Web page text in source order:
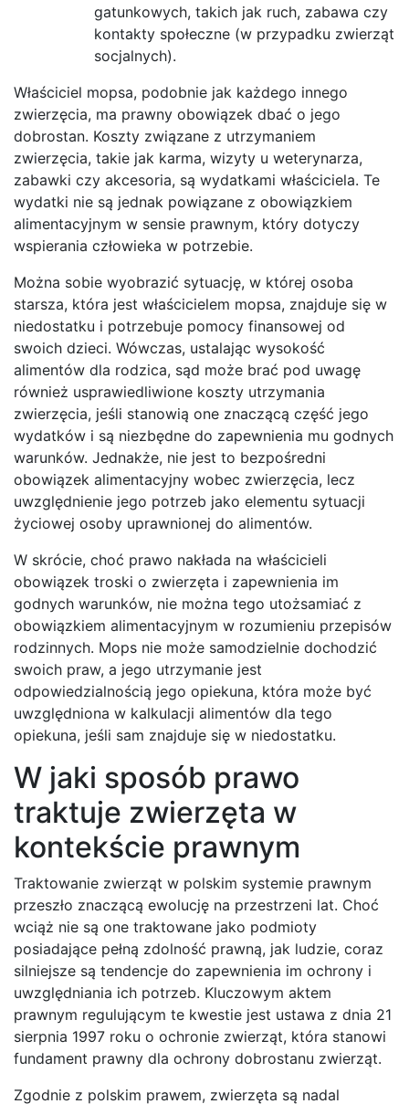
gatunkowych, takich jak ruch, zabawa czy
kontakty społeczne (w przypadku zwierząt
socjalnych).
Właściciel mopsa, podobnie jak każdego innego
zwierzęcia, ma prawny obowiązek dbać o jego
dobrostan. Koszty związane z utrzymaniem
zwierzęcia, takie jak karma, wizyty u weterynarza,
zabawki czy akcesoria, są wydatkami właściciela. Te
wydatki nie są jednak powiązane z obowiązkiem
alimentacyjnym w sensie prawnym, który dotyczy
wspierania człowieka w potrzebie.
Można sobie wyobrazić sytuację, w której osoba
starsza, która jest właścicielem mopsa, znajduje się w
niedostatku i potrzebuje pomocy finansowej od
swoich dzieci. Wówczas, ustalając wysokość
alimentów dla rodzica, sąd może brać pod uwagę
również usprawiedliwione koszty utrzymania
zwierzęcia, jeśli stanowią one znaczącą część jego
wydatków i są niezbędne do zapewnienia mu godnych
warunków. Jednakże, nie jest to bezpośredni
obowiązek alimentacyjny wobec zwierzęcia, lecz
uwzględnienie jego potrzeb jako elementu sytuacji
życiowej osoby uprawnionej do alimentów.
W skrócie, choć prawo nakłada na właścicieli
obowiązek troski o zwierzęta i zapewnienia im
godnych warunków, nie można tego utożsamiać z
obowiązkiem alimentacyjnym w rozumieniu przepisów
rodzinnych. Mops nie może samodzielnie dochodzić
swoich praw, a jego utrzymanie jest
odpowiedzialnością jego opiekuna, która może być
uwzględniona w kalkulacji alimentów dla tego
opiekuna, jeśli sam znajduje się w niedostatku.
W jaki sposób prawo
traktuje zwierzęta w
kontekście prawnym
Traktowanie zwierząt w polskim systemie prawnym
przeszło znaczącą ewolucję na przestrzeni lat. Choć
wciąż nie są one traktowane jako podmioty
posiadające pełną zdolność prawną, jak ludzie, coraz
silniejsze są tendencje do zapewnienia im ochrony i
uwzględniania ich potrzeb. Kluczowym aktem
prawnym regulującym te kwestie jest ustawa z dnia 21
sierpnia 1997 roku o ochronie zwierząt, która stanowi
fundament prawny dla ochrony dobrostanu zwierząt.
Zgodnie z polskim prawem, zwierzęta są nadal